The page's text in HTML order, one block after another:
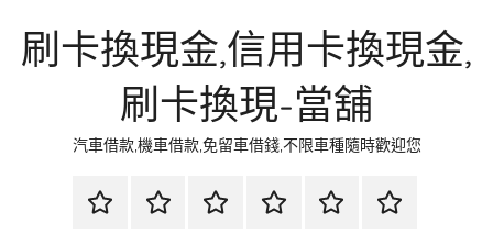
刷卡換現金,信用卡換現金,
刷卡換現-當舖
汽車借款,機車借款,免留車借錢,不限車種隨時歡迎您
首
當
網
流
環
聯